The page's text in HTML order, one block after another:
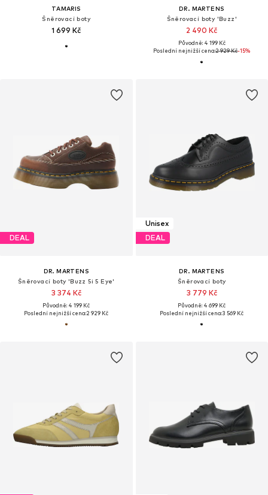
TAMARIS
Šněrovací boty
1 699 Kč
DR. MARTENS
Šněrovací boty 'Buzz'
2 490 Kč
Původně: 4 199 Kč
Poslední nejnižší cena:2 929 Kč-15%
DEAL
DR. MARTENS
Šněrovací boty 'Buzz 5i 5 Eye'
3 374 Kč
Původně: 4 199 Kč
Poslední nejnižší cena:2 929 Kč
Unisex
DEAL
DR. MARTENS
Šněrovací boty
3 779 Kč
Původně: 4 699 Kč
Poslední nejnižší cena:3 569 Kč